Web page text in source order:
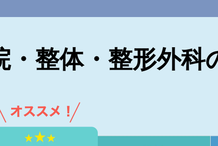
・整体・整形外科